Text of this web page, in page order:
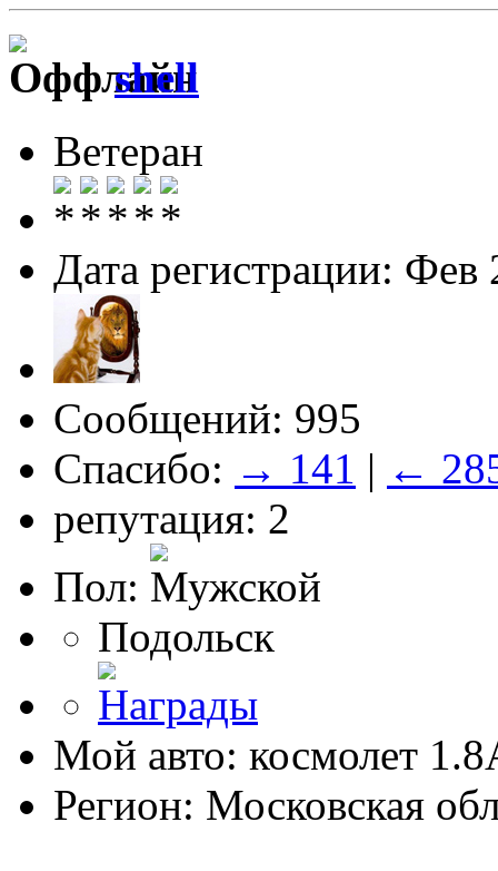
shell
Ветеран
Дата регистрации: Фев
Сообщений: 995
Спасибо: → 141 | ←
репутация: 2
Пол:
Подольск
Мой авто: космолет
Регион: Московская